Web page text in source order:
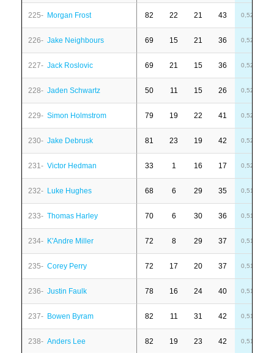
225- Morgan Frost 82 22 21 43 0,52
226- Jake Neighbours 69 15 21 36 0,52
227- Jack Roslovic 69 21 15 36 0,52
228- Jaden Schwartz 50 11 15 26 0,52
229- Simon Holmstrom 79 19 22 41 0,52
230- Jake Debrusk 81 23 19 42 0,52
231- Victor Hedman 33 1 16 17 0,52
232- Luke Hughes 68 6 29 35 0,51
233- Thomas Harley 70 6 30 36 0,51
234- K'Andre Miller 72 8 29 37 0,51
235- Corey Perry 72 17 20 37 0,51
236- Justin Faulk 78 16 24 40 0,51
237- Bowen Byram 82 11 31 42 0,51
238- Anders Lee 82 19 23 42 0,51